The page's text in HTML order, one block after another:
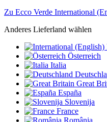
Zu Ecco Verde International
Anderes Lieferland wählen
Österreich
Italia
Great
España
Slovenija
France